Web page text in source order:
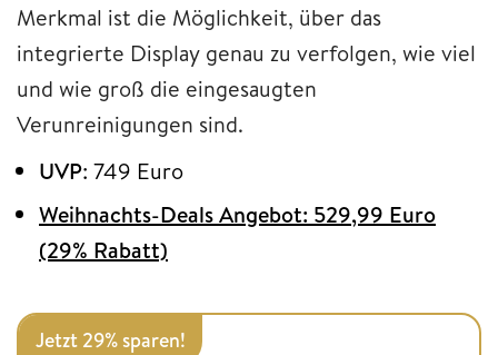
Merkmal ist die Möglichkeit, über das
integrierte Display genau zu verfolgen, wie viel
und wie groß die eingesaugten
Verunreinigungen sind.
UVP: 749 Euro
Weihnachts-Deals Angebot: 529,99 Euro
(29% Rabatt)
Jetzt 29% sparen!